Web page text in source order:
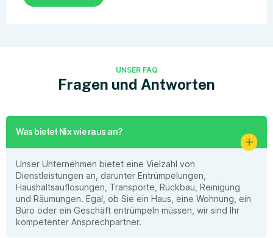
UNSER FAQ
Fragen und Antworten
Was bietet Nix wie raus an?
Unser Unternehmen bietet eine Vielzahl von
Dienstleistungen an, darunter Entrümpelungen,
Haushaltsauflösungen, Transporte, Rückbau, Reinigung
und Räumungen. Egal, ob Sie ein Haus, eine Wohnung, ein
Büro oder ein Geschäft entrümpeln müssen, wir sind Ihr
kompetenter Ansprechpartner.